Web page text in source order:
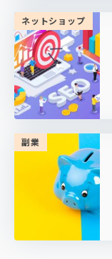
ネットショップ
副業